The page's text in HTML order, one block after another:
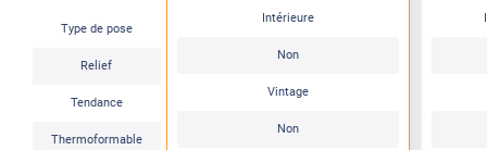
Type de pose
Relief
Tendance
Thermoformable
Intérieure
Non
Vintage
Non